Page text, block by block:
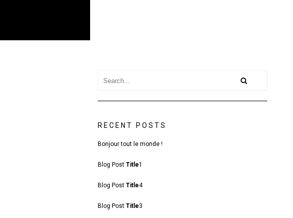
RECENT POSTS
Bonjour tout le monde !
Blog Post Title1
Blog Post Title4
Blog Post Title3